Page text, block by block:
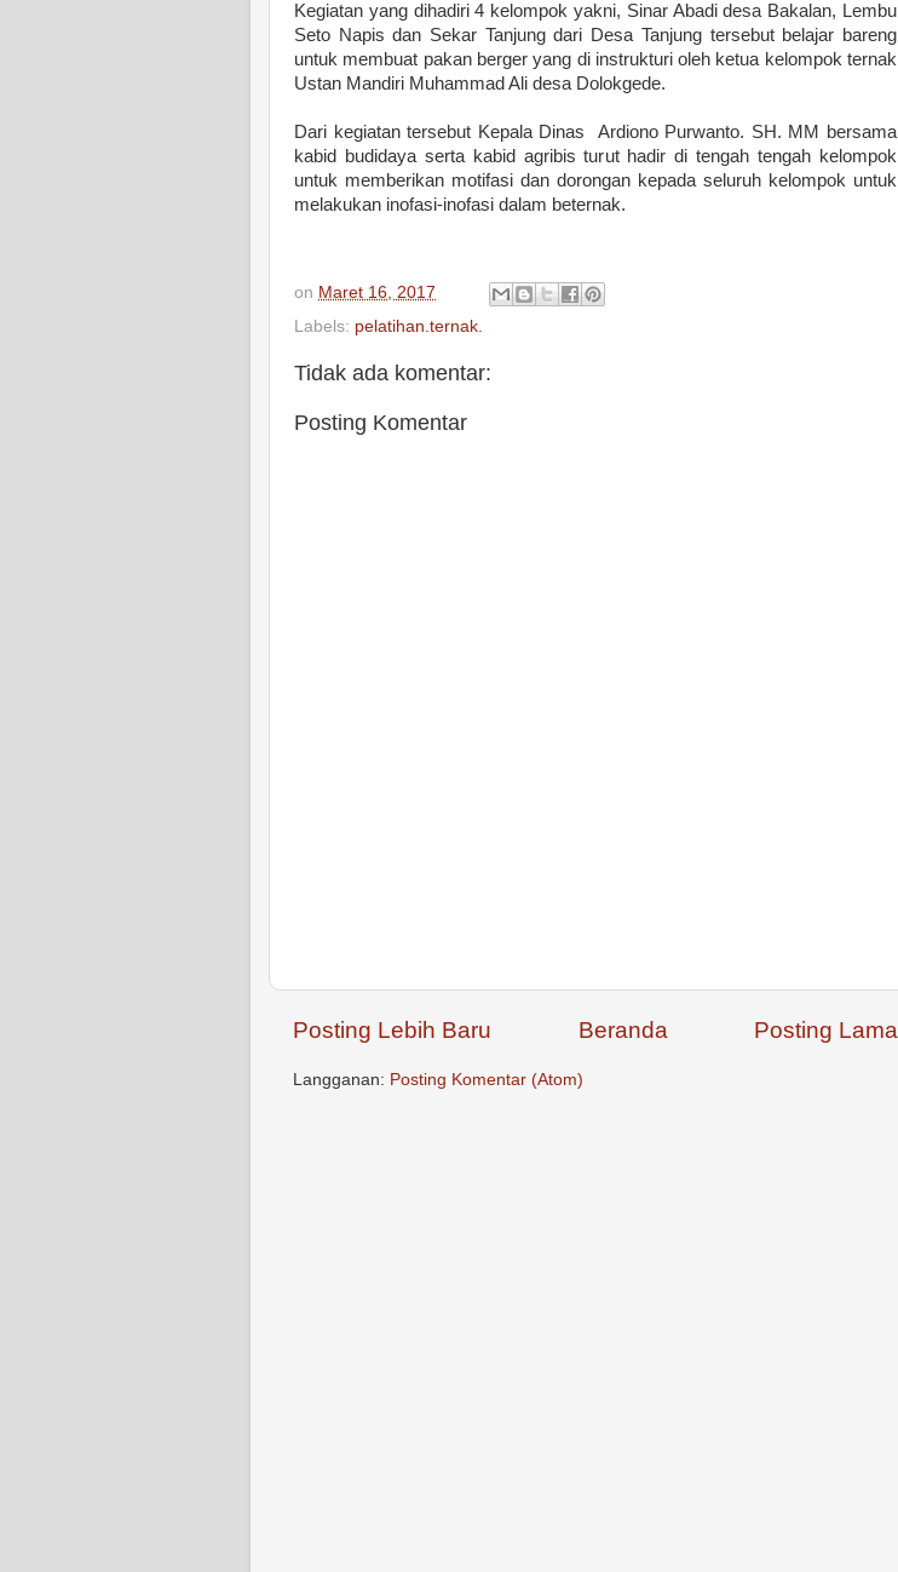
Kegiatan yang dihadiri 4 kelompok yakni, Sinar Abadi desa Bakalan, Lembu
Seto Napis dan Sekar Tanjung dari Desa Tanjung tersebut belajar bareng
untuk membuat pakan berger yang di instrukturi oleh ketua kelompok ternak
Ustan Mandiri Muhammad Ali desa Dolokgede.
Dari kegiatan tersebut Kepala Dinas Ardiono Purwanto. SH. MM bersama
kabid budidaya serta kabid agribis turut hadir di tengah tengah kelompok
untuk memberikan motifasi dan dorongan kepada seluruh kelompok untuk
melakukan inofasi-inofasi dalam beternak.
on Maret 16, 2017
Labels: pelatihan.ternak.
Tidak ada komentar:
Posting Komentar
Posting Lebih Baru Posting Lama
Beranda
Langganan: Posting Komentar (Atom)